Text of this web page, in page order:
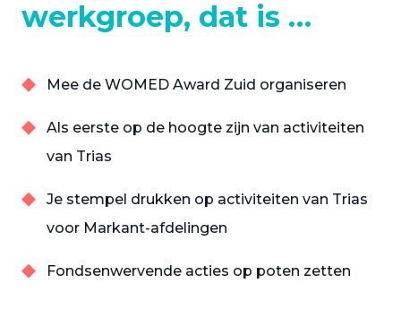
werkgroep, dat is …
Mee de WOMED Award Zuid organiseren
Als eerste op de hoogte zijn van activiteiten
van Trias
Je stempel drukken op activiteiten van Trias
voor Markant-afdelingen
Fondsenwervende acties op poten zetten